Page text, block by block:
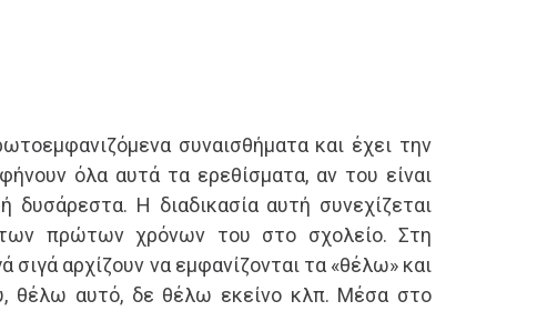
συναισθήματα και έχει την
όλα αυτά τα ερεθίσματα, αν του είναι
δυσάρεστα. Η διαδικασία αυτή συνεχίζεται
των πρώτων χρόνων του στο σχολείο. Στη
σιγά αρχίζουν να εμφανίζονται τα «θέλω» και
θέλω αυτό, δε θέλω εκείνο κλπ. Μέσα στο